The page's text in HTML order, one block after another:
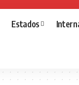
Estados